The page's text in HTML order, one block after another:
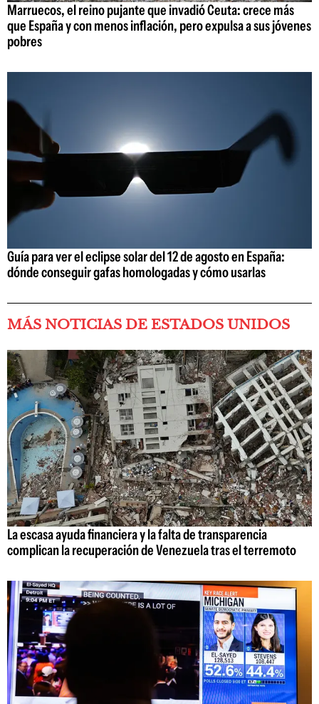
Marruecos, el reino pujante que invadió Ceuta: crece más
que España y con menos inflación, pero expulsa a sus jóvenes
pobres
Guía para ver el eclipse solar del 12 de agosto en España:
dónde conseguir gafas homologadas y cómo usarlas
MÁS NOTICIAS DE ESTADOS UNIDOS
La escasa ayuda financiera y la falta de transparencia
complican la recuperación de Venezuela tras el terremoto